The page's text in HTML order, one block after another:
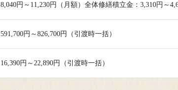
8,040円～11,230円（月額）全体修繕積立金：3,310円～
591,700円～826,700円（引渡時一括）
16,390円～22,890円（引渡時一括）